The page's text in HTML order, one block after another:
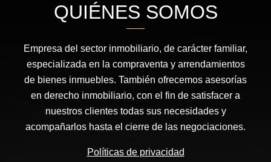
QUIÉNES SOMOS
Empresa del sector inmobiliario, de carácter familiar,
especializada en la compraventa y arrendamientos
de bienes inmuebles. También ofrecemos asesorías
en derecho inmobiliario, con el fin de satisfacer a
nuestros clientes todas sus necesidades y
acompañarlos hasta el cierre de las negociaciones.
Políticas de privacidad